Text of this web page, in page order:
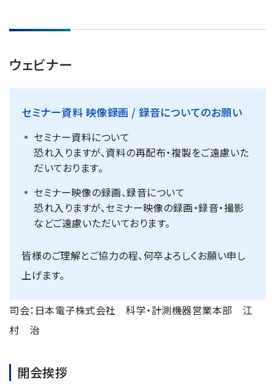
LC-MS (DART-MS)
MultiAnalyzer
GC-MS用前処理装置
MSソフトウェア
半導体関連機器
電子ビーム描画装置 (可変・スポット)
ライフサイエンス解析装置
透過電子顕微鏡 (TEM)
集束イオンビーム加工観察装置 (FIB-SEM)
核磁気共鳴装置 (NMR)
GC-TOFMS
微細な世界（電子顕微鏡画像集）
ウェビナー
セミナー資料 映像録画 / 録音についてのお願い
セミナー資料について
恐れ入りますが、資料の再配布・複製をご遠慮いた
だいております。
セミナー映像の録画、録音について
恐れ入りますが、セミナー映像の録画・録音・撮影
などご遠慮いただいております。
皆様のご理解とご協力の程、何卒よろしくお願い申し
上げます。
司会：日本電子株式会社 科学・計測機器営業本部 江
村 治
開会挨拶